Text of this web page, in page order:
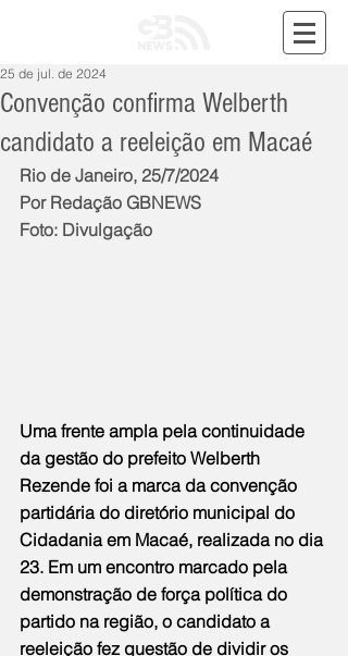
Convenção confirma Welberth
candidato a reeleição em Macaé
25 de jul. de 2024
Rio de Janeiro, 25/7/2024
Por Redação GBNEWS
Foto: Divulgação
Uma frente ampla pela continuidade
da gestão do prefeito Welberth
Rezende foi a marca da convenção
partidária do diretório municipal do
Cidadania em Macaé, realizada no dia
23. Em um encontro marcado pela
demonstração de força política do
partido na região, o candidato a
reeleição fez questão de dividir os